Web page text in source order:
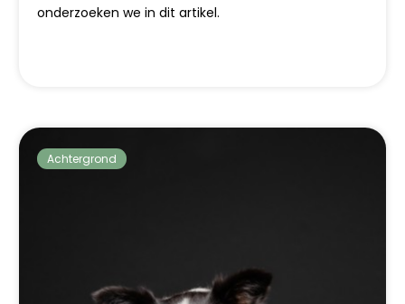
onderzoeken we in dit artikel.
Achtergrond